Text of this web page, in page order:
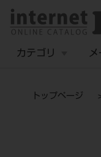
カテゴリ メ
トップページ